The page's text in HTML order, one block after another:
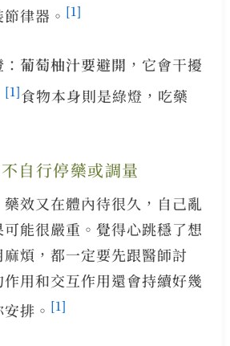
律器。 [1]
葡萄柚汁要避開 ，它會干擾
[1]食物本身則是綠燈，吃藥
自行停藥或調量
效又在體內待很久，自己亂
能很嚴重。覺得心跳穩了想
煩，都一定要先跟醫師討
用和交互作用還會持續好幾
排。 [1]